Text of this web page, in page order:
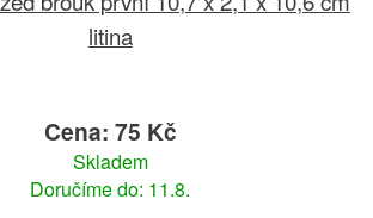
litina
Cena: 75 Kč
Skladem
Doručíme do: 11.8.